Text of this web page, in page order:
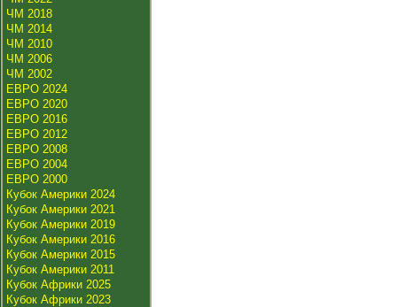
ЧМ 2018
ЧМ 2014
ЧМ 2010
ЧМ 2006
ЧМ 2002
ЕВРО 2024
ЕВРО 2020
ЕВРО 2016
ЕВРО 2012
ЕВРО 2008
ЕВРО 2004
ЕВРО 2000
Кубок Америки 2024
Кубок Америки 2021
Кубок Америки 2019
Кубок Америки 2016
Кубок Америки 2015
Кубок Америки 2011
Кубок Африки 2025
Кубок Африки 2023